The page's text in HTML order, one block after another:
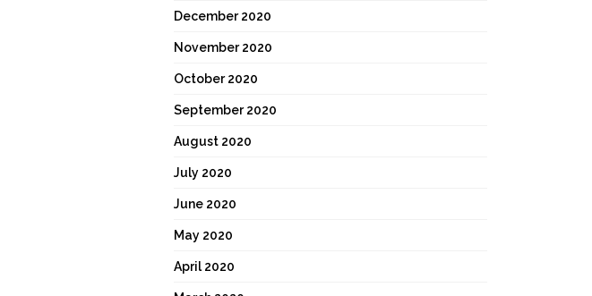
December 2020
November 2020
October 2020
September 2020
August 2020
July 2020
June 2020
May 2020
April 2020